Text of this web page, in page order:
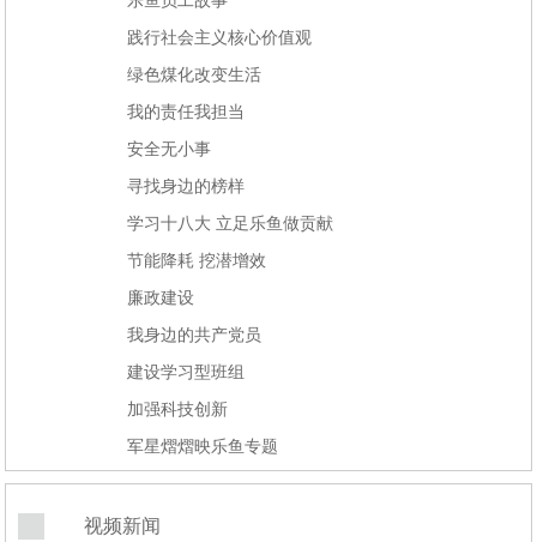
践行社会主义核心价值观
绿色煤化改变生活
我的责任我担当
安全无小事
寻找身边的榜样
学习十八大 立足乐鱼做贡献
节能降耗 挖潜增效
廉政建设
我身边的共产党员
建设学习型班组
加强科技创新
军星熠熠映乐鱼专题
视频新闻